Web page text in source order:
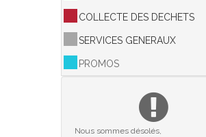
COLLECTE DES DECHETS
SERVICES GENERAUX
PROMOS
Nous sommes désolés,